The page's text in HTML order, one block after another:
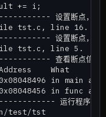
+= i;
设置断点，在源程
file tst.c, line 16.
设置断点，在函
file tst.c, line 5.
查看断点信息
What
in main at
in func at
运行程序，run
test/tst